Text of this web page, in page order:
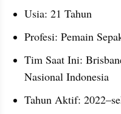
Usia: 21 Tahun
Profesi: Pemain
Tim Saat Ini:
Nasional Indonesia
Tahun Aktif: